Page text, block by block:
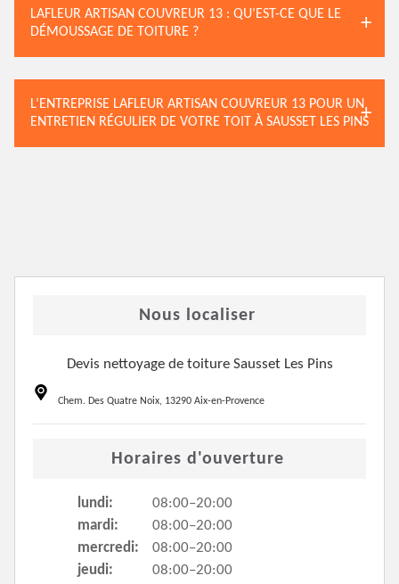
LAFLEUR ARTISAN COUVREUR 13 : QU’EST-CE QUE LE
DÉMOUSSAGE DE TOITURE ?
L’ENTREPRISE LAFLEUR ARTISAN COUVREUR 13 POUR UN
ENTRETIEN RÉGULIER DE VOTRE TOIT À SAUSSET LES PINS
Nous localiser
Devis nettoyage de toiture Sausset Les Pins
Chem. Des Quatre Noix, 13290 Aix-en-Provence
Horaires d'ouverture
lundi:
08:00–20:00
mardi:
08:00–20:00
mercredi:
08:00–20:00
jeudi:
08:00–20:00